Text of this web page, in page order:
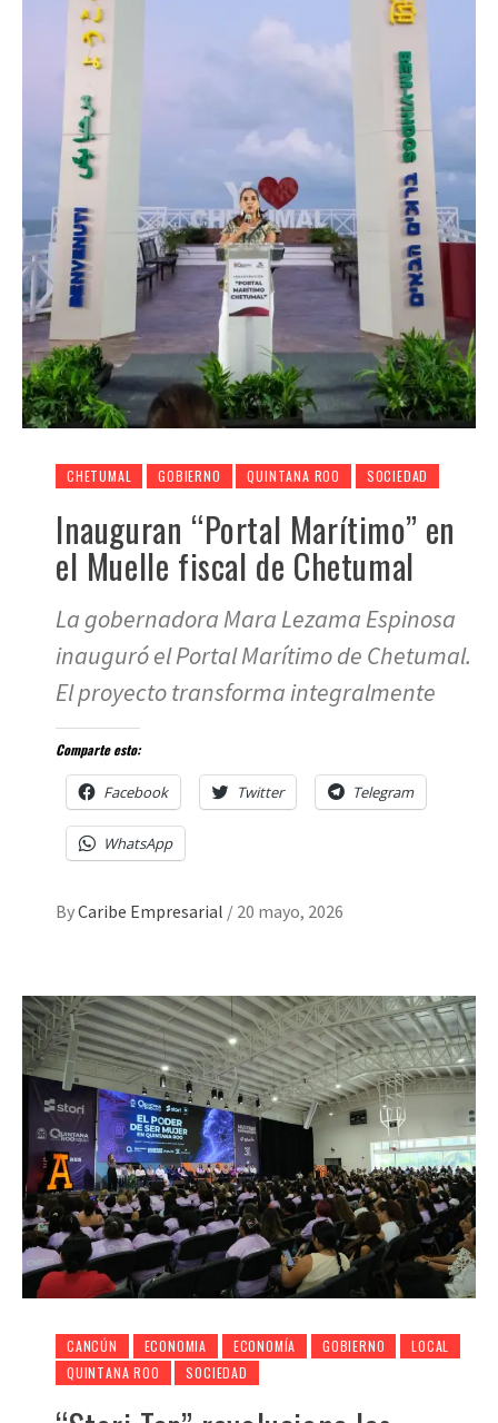
CHETUMAL GOBIERNO QUINTANA ROO SOCIEDAD
Inauguran “Portal Marítimo” en
el Muelle fiscal de Chetumal
La gobernadora Mara Lezama Espinosa
inauguró el Portal Marítimo de Chetumal.
El proyecto transforma integralmente
Comparte esto:
Facebook Twitter Telegram
WhatsApp
ByCaribe Empresarial / 20 mayo, 2026
CANCÚN ECONOMIA ECONOMÍA GOBIERNO
LOCAL
QUINTANA ROO
SOCIEDAD